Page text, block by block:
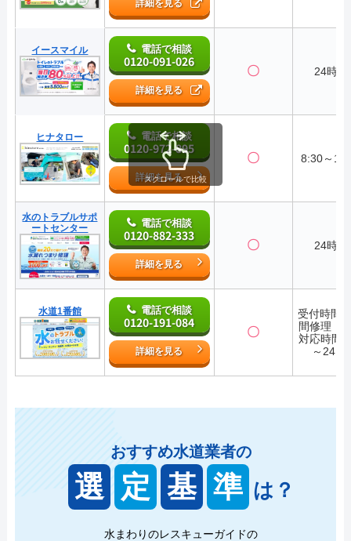
詳細を見る
イースマイル 電話で相談
0120-091-026
詳細を見る
〇 24時間
ヒナタロー 電話で相談
0120-972-895
詳細を見る
〇 8:30～
水のトラブルサポ
ートセンター
電話で相談
0120-882-333
詳細を見る
〇 24時間
水道1番館 電話で相談
0120-191-084
詳細を見る
〇
受付時間
間修理・
対応時間
～24:00
スクロールで比較
おすすめ水道業者の
選 定 基 準 は？
水まわりのレスキューガイドの